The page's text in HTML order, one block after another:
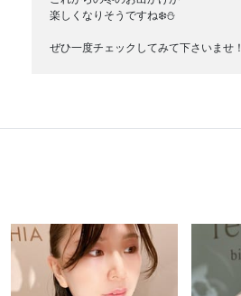
楽しくなりそうですね❄️⛄️
ぜひ一度チェックしてみて下さいませ！